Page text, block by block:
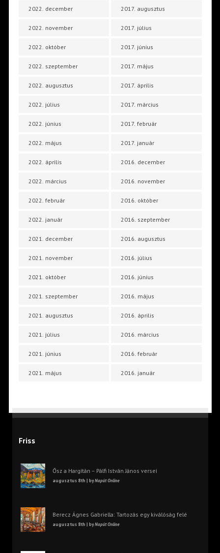
2022. december
2022. november
2022. október
2022. szeptember
2022. augusztus
2022. július
2022. június
2022. május
2022. április
2022. március
2022. február
2022. január
2021. december
2021. november
2021. október
2021. szeptember
2021. augusztus
2021. július
2021. június
2021. május
2017. augusztus
2017. július
2017. június
2017. május
2017. április
2017. március
2017. február
2017. január
2016. december
2016. november
2016. október
2016. szeptember
2016. augusztus
2016. július
2016. június
2016. május
2016. április
2016. március
2016. február
2016. január
Friss
Ősz a Hargitán – Pálfi István János versei
augusztus 8th | byNapút Online
Berecz Ágnes Gabriella: Tartozás egy kiválóság felé
augusztus 8th | byNapút Online